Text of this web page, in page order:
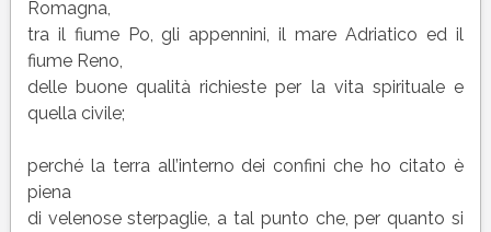
Romagna,
tra il fiume Po, gli appennini, il mare Adriatico ed il
fiume Reno,
delle buone qualità richieste per la vita spirituale e
quella civile;
perché la terra all’interno dei confini che ho citato è
piena
di velenose sterpaglie, a tal punto che, per quanto si